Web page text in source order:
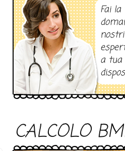
Fai
nostri
a tua
CALCOLO